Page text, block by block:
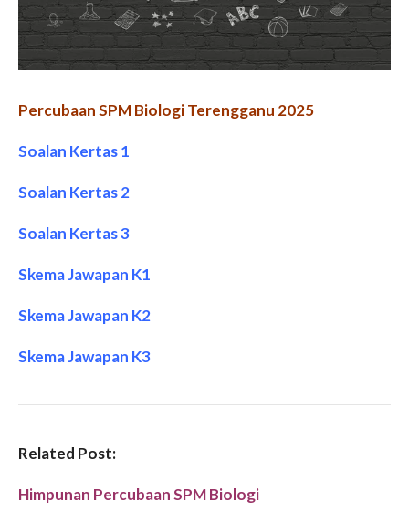
Percubaan SPM Biologi Terengganu 2025
Soalan Kertas 1
Soalan Kertas 2
Soalan Kertas 3
Skema Jawapan K1
Skema Jawapan K2
Skema Jawapan K3
Related Post:
Himpunan Percubaan SPM Biologi